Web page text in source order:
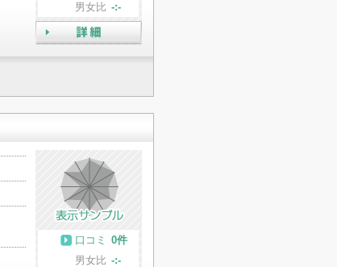
男女比 -:-
口コミ
0件
男女比 -:-